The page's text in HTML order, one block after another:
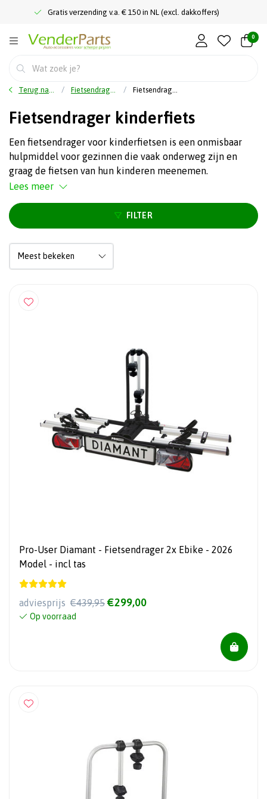
Gratis verzending v.a. € 150 in NL (excl. dakkoffers)
0
Terug naar home Fietsendragers Fietsendrager kinderfiets
Fietsendrager kinderfiets
Een fietsendrager voor kinderfietsen is een onmisbaar
hulpmiddel voor gezinnen die vaak onderweg zijn en
graag de fietsen van hun kinderen meenemen.
Lees meer
FILTER
Pro-User Diamant - Fietsendrager 2x Ebike - 2026
Model - incl tas
adviesprijs €439,95 €299,00
Op voorraad